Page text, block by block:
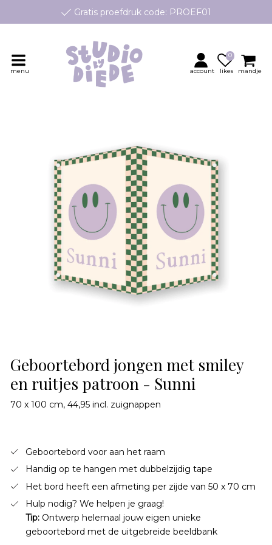
Gratis proefdruk code: PROEF01
geboortekaartjes op maat, speciaal ontworpen voor jouw
Persoonlijk contact en advies
menu account likes
0
mandje
Geboortebord jongen met smiley
en ruitjes patroon - Sunni
70 x 100 cm, 44,95 incl. zuignappen
Geboortebord voor aan het raam
Handig op te hangen met dubbelzijdig tape
Het bord heeft een afmeting per zijde van 50 x 70 cm
Hulp nodig? We helpen je graag!
Tip: Ontwerp helemaal jouw eigen unieke
geboortebord met de uitgebreide beeldbank